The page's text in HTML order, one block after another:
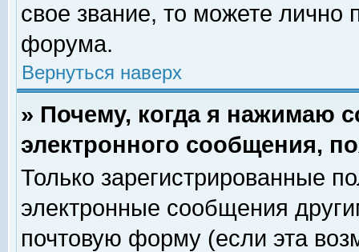
свое звание, то можете лично
форума.
Вернуться наверх
» Почему, когда я нажимаю
электронного сообщения,
Только зарегистрированные
электронные сообщения
почтовую форму (если эта